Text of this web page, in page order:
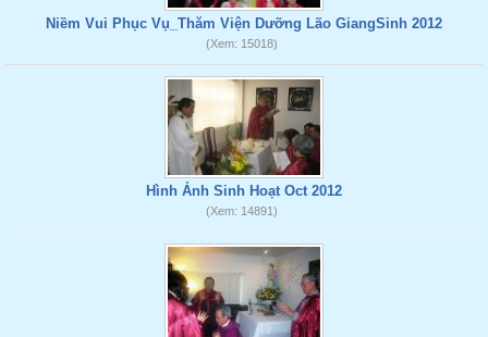
Niềm Vui Phục Vụ_Thăm Viện Dưỡng Lão GiangSinh 2012
(Xem: 15018)
Hình Ảnh Sinh Hoạt Oct 2012
(Xem: 14891)